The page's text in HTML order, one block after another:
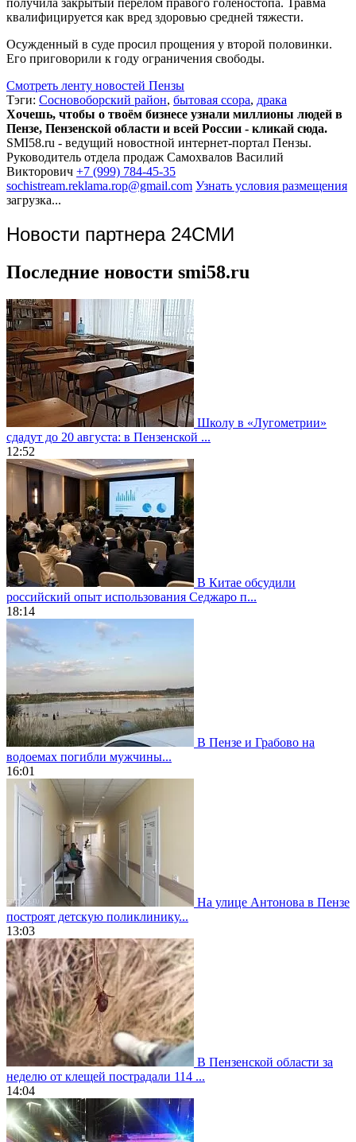
квалифицируется как вред здоровью средней тяжести.
Осужденный в суде просил прощения у второй половинки.
Его приговорили к году ограничения свободы.
Смотреть ленту новостей Пензы
Тэги: Сосновоборский район, бытовая ссора, драка
Хочешь, чтобы о твоём бизнесе узнали миллионы людей в
Пензе, Пензенской области и всей России - кликай сюда.
SMI58.ru - ведущий новостной интернет-портал Пензы.
Руководитель отдела продаж Самохвалов Василий
Викторович +7 (999) 784-45-35
sochistream.reklama.rop@gmail.com Узнать условия размещения
загрузка...
Новости партнера 24СМИ
Последние новости smi58.ru
Школу в «Лугометрии»
сдадут до 20 августа: в Пензенской ...
12:52
В Китае обсудили
российский опыт использования Седжаро п...
18:14
В Пензе и Грабово на
водоемах погибли мужчины...
16:01
На улице Антонова в Пензе
построят детскую поликлинику...
13:03
В Пензенской области за
неделю от клещей пострадали 114 ...
14:04